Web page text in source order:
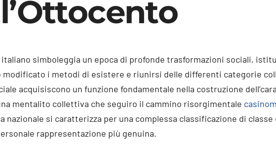
italiano simboleggia un epoca di profonde trasformazioni sociali,
modificato i metodi di esistere e riunirsi delle differenti categorie
acquisiscono un funzione fondamentale nella costruzione
mentalito collettiva che seguiro il cammino risorgimentale
nazionale si caratterizza per una complessa classificazione di
rappresentazione più genuina.